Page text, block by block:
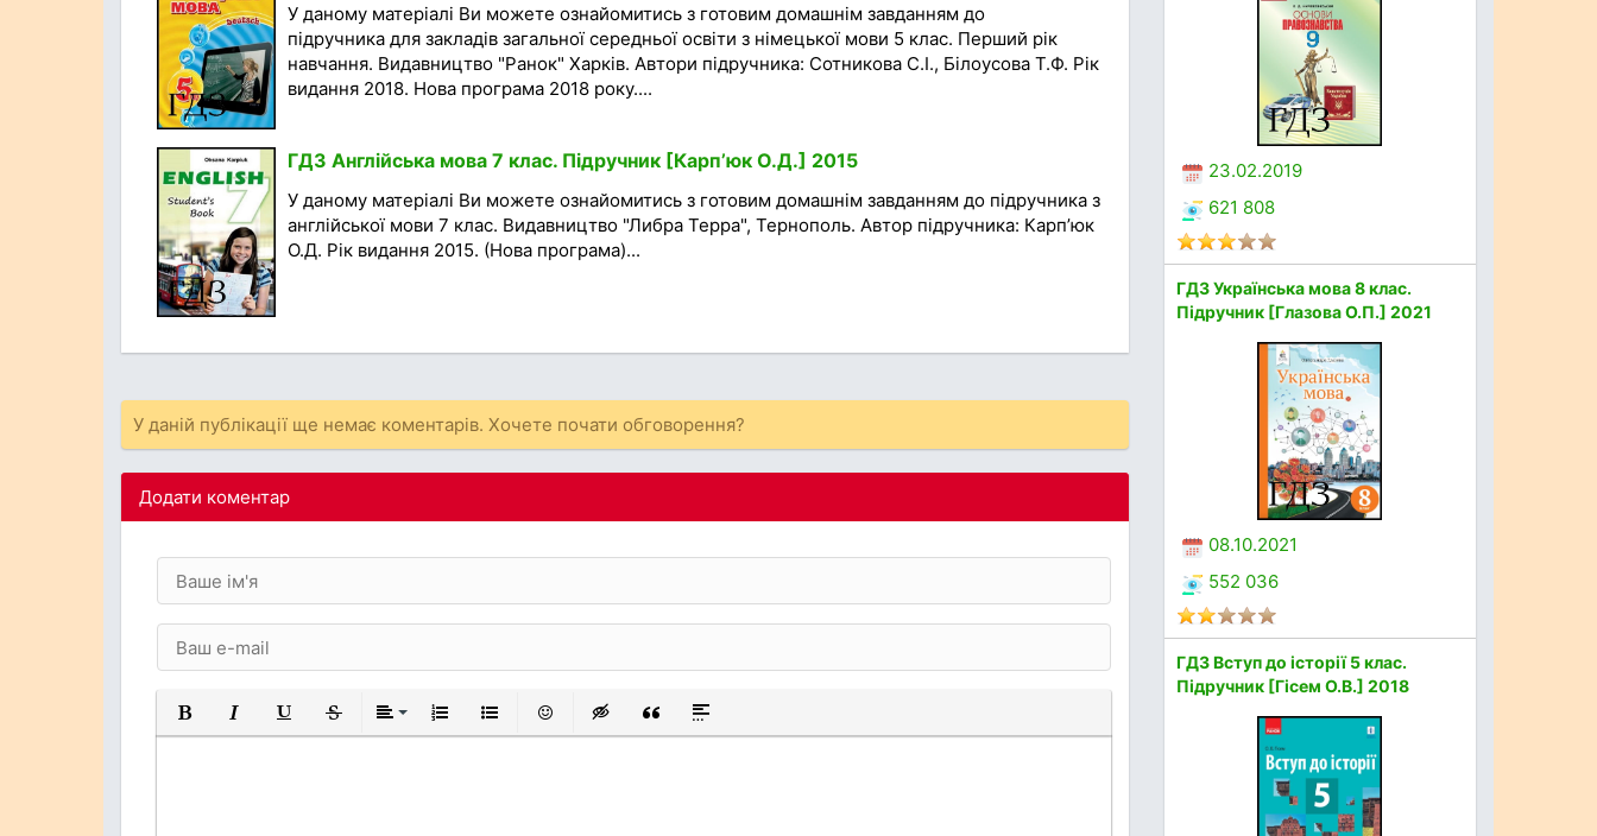
У даному матеріалі Ви можете ознайомитись з готовим домашнім завданням до
підручника для закладів загальної середньої освіти з німецької мови 5 клас. Перший рік
навчання. Видавництво "Ранок" Харків. Автори підручника: Сотникова С.І., Білоусова Т.Ф. Рік
видання 2018. Нова програма 2018 року....
ГДЗ Англійська мова 7 клас. Підручник [Карп’юк О.Д.] 2015
У даному матеріалі Ви можете ознайомитись з готовим домашнім завданням до підручника з
англійської мови 7 клас. Видавництво "Либра Терра", Тернополь. Автор підручника: Карп’юк
О.Д. Рік видання 2015. (Нова програма)...
У даній публікації ще немає коментарів. Хочете почати обговорення?
Додати коментар
ЖирнийКурсивПідкреслений
ЗакресленийВирівнювання
Нумерований список
Маркований список
смайлиInsert hidden text
Insert QuoteInsert spoiler
23.02.2019
621 808
ГДЗ Українська мова 8 клас.
Підручник [Глазова О.П.] 2021
08.10.2021
552 036
ГДЗ Вступ до історії 5 клас.
Підручник [Гісем О.В.] 2018